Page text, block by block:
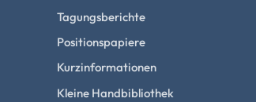
Tagungsberichte
Positionspapiere
Kurzinformationen
Kleine Handbibliothek